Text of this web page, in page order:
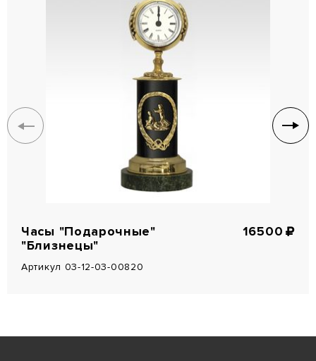
Часы "Подарочные"
"Близнецы"
Артикул 03-12-03-00820
16500